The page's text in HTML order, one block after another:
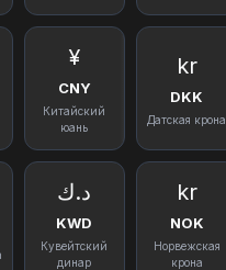
¥
CNY
Китайский
юань
kr
DKK
Датская крона
د.ك
KWD
Кувейтский
динар
kr
NOK
Норвежская
крона